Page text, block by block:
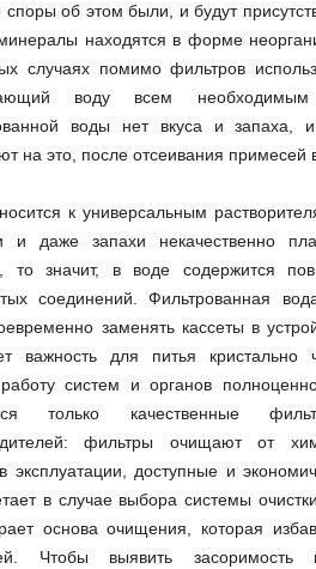
споры об этом были, и будут
находятся в форме
случаях помимо фильтров
воду всем
воды нет вкуса и запаха,
на это, после отсеивания примесей
к универсальным
и даже запахи некачественно
то значит, в воде содержится
соединений. Фильтрованная
заменять кассеты в
важность для питья кристально
систем и органов
только качественные
фильтры очищают от
эксплуатации, доступные и
в случае выбора системы
основа очищения, которая
Чтобы выявить засоримость